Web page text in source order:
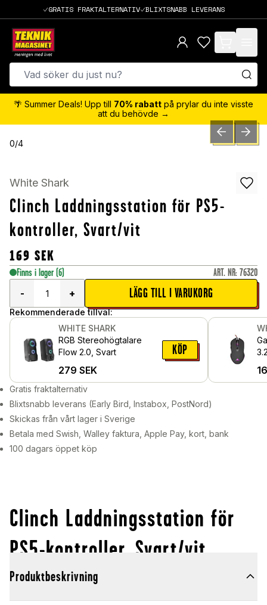
GRATIS FRAKTALTERNATIV BLIXTSNABB LEVERANS
items in cart,
🌴 Summer Deals! Upp till 70% rabatt på prylar du inte visste
att du behövde →
0/4 PREVIOUSNEXT
White Shark
Clinch Laddningsstation för PS5-
kontroller, Svart/vit
169 SEK
Finns i lager (6) ART. NR: 76320
-
+ LÄGG TILL I VARUKORG
Rekommenderade tillval:
WHITE SHARK
RGB Stereohögtalare
Flow 2.0, Svart
279 SEK
KÖP
Gratis fraktalternativ
Blixtsnabb leverans (Early Bird, Instabox, PostNord)
Skickas från vårt lager i Sverige
Betala med Swish, Walley faktura, Apple Pay, kort, bank
100 dagars öppet köp
Clinch Laddningsstation för
PS5-kontroller, Svart/vit
Produktbeskrivning